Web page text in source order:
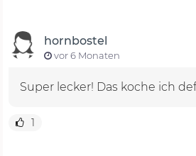
hornbostel
vor 6 Monaten
Super lecker! Das koche ich
1